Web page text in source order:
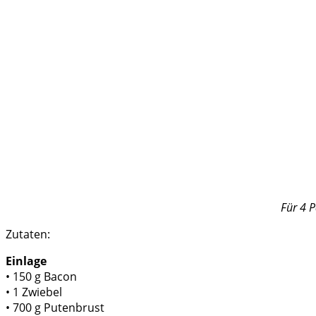
Für 4
Zutaten:
Einlage
• 150 g Bacon
• 1 Zwiebel
• 700 g Putenbrust